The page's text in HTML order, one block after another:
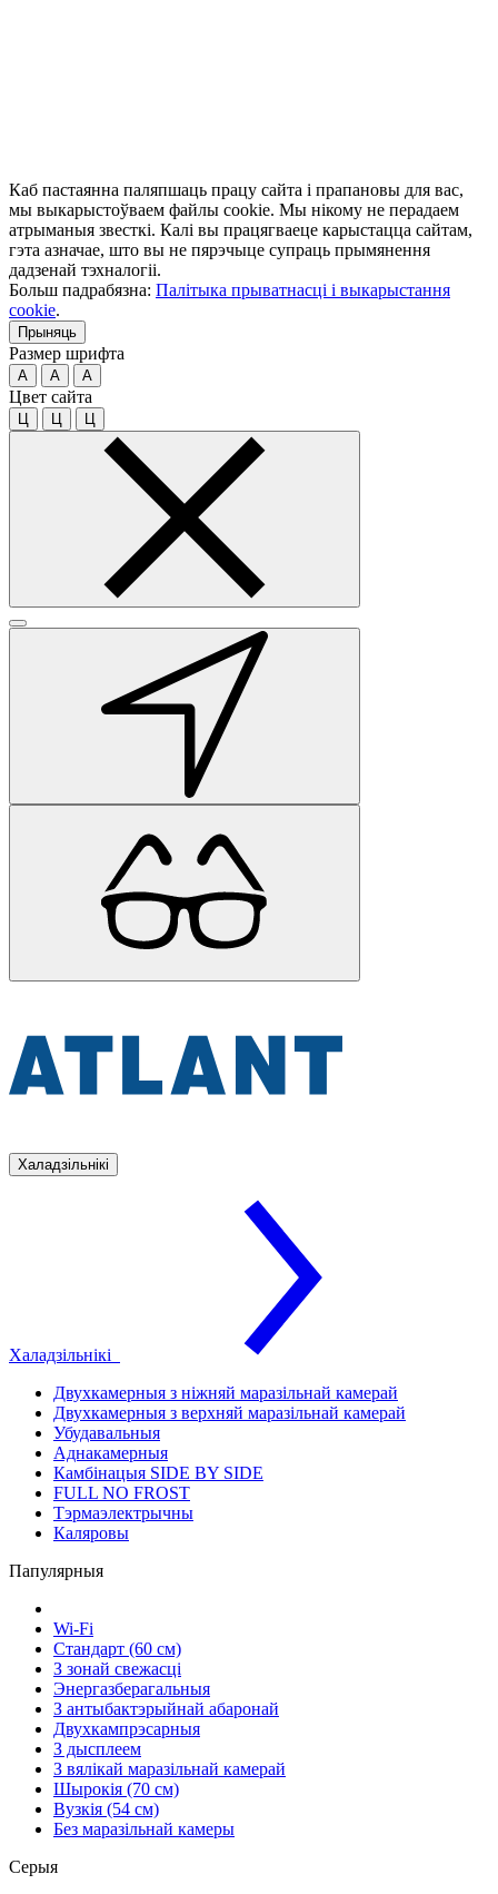
Каб пастаянна паляпшаць працу сайта і прапановы для вас,
мы выкарыстоўваем файлы cookie. Мы нікому не перадаем
атрыманыя звесткі. Калі вы працягваеце карыстацца сайтам,
гэта азначае, што вы не пярэчыце супраць прымянення
дадзенай тэхналогіі.
Больш падрабязна: Палітыка прыватнасці і выкарыстання
cookie.
Прыняць
Размер шрифта
A A A
Цвет сайта
Ц Ц Ц
Халадзільнікі
Халадзільнікі
Двухкамерныя з ніжняй маразільнай камерай
Двухкамерныя з верхняй маразільнай камерай
Убудавальныя
Аднакамерныя
Камбінацыя SIDE BY SIDE
FULL NO FROST
Тэрмаэлектрычны
Каляровы
Папулярныя
Wi-Fi
Стандарт (60 см)
З зонай свежасці
Энергазберагальныя
З антыбактэрыйнай абаронай
Двухкампрэсарныя
З дысплеем
З вялікай маразільнай камерай
Шырокія (70 см)
Вузкія (54 см)
Без маразільнай камеры
Серыя